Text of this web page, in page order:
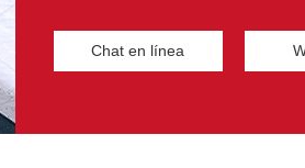
Chat en línea